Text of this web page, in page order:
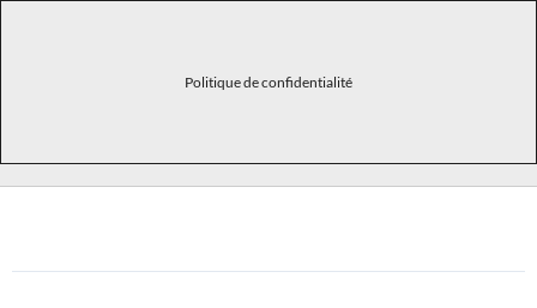
Politique de confidentialité